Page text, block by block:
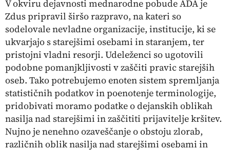
V okviru dejavnosti mednarodne pobude ADA je
Zdus pripravil širšo razpravo, na kateri so
sodelovale nevladne organizacije, institucije, ki se
ukvarjajo s starejšimi osebami in staranjem, ter
pristojni vladni resorji. Udeleženci so ugotovili
podobne pomanjkljivosti v zaščiti pravic starejših
oseb. Tako potrebujemo enoten sistem spremljanja
statističnih podatkov in poenotenje terminologije,
pridobivati moramo podatke o dejanskih oblikah
nasilja nad starejšimi in zaščititi prijavitelje kršitev.
Nujno je nenehno ozaveščanje o obstoju zlorab,
različnih oblik nasilja nad starejšimi osebami in